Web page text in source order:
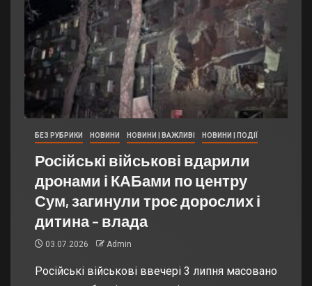
БЕЗ РУБРИКИ НОВИНИ НОВИНИ | ВАЖЛИВІ НОВИНИ | ПОДІЇ
Російські військові вдарили
дронами і КАБами по центру
Сум, загинули троє дорослих і
дитина – влада
03.07.2026 Admin
Російські військові ввечері 3 липня масовано